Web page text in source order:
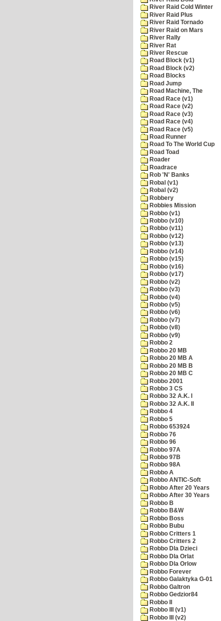
River Raid Cold Winter
River Raid Plus
River Raid Tornado
River Raid on Mars
River Rally
River Rat
River Rescue
Road Block (v1)
Road Block (v2)
Road Blocks
Road Jump
Road Machine, The
Road Race (v1)
Road Race (v2)
Road Race (v3)
Road Race (v4)
Road Race (v5)
Road Runner
Road To The World Cup
Road Toad
Roader
Roadrace
Rob 'N' Banks
Robal (v1)
Robal (v2)
Robbery
Robbies Mission
Robbo (v1)
Robbo (v10)
Robbo (v11)
Robbo (v12)
Robbo (v13)
Robbo (v14)
Robbo (v15)
Robbo (v16)
Robbo (v17)
Robbo (v2)
Robbo (v3)
Robbo (v4)
Robbo (v5)
Robbo (v6)
Robbo (v7)
Robbo (v8)
Robbo (v9)
Robbo 2
Robbo 20 MB
Robbo 20 MB A
Robbo 20 MB B
Robbo 20 MB C
Robbo 2001
Robbo 3 CS
Robbo 32 A.K. I
Robbo 32 A.K. II
Robbo 4
Robbo 5
Robbo 653924
Robbo 76
Robbo 96
Robbo 97A
Robbo 97B
Robbo 98A
Robbo A
Robbo ANTIC-Soft
Robbo After 20 Years
Robbo After 30 Years
Robbo B
Robbo B&W
Robbo Boss
Robbo Bubu
Robbo Critters 1
Robbo Critters 2
Robbo Dla Dzieci
Robbo Dla Orlat
Robbo Dla Orlow
Robbo Forever
Robbo Galaktyka G-01
Robbo Galtron
Robbo Gedzior84
Robbo II
Robbo III (v1)
Robbo III (v2)